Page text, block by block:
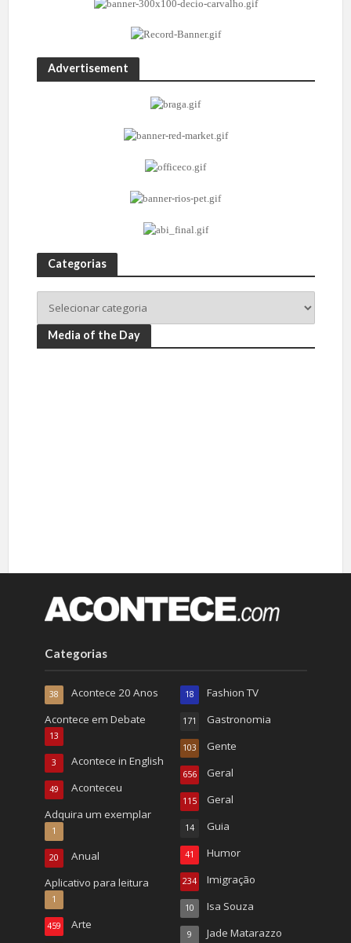
Advertisement
Categorias
Media of the Day
Categorias
Acontece 20 Anos
38
Acontece em Debate
13
Acontece in English
3
Aconteceu
49
Adquira um exemplar
1
Anual
20
Aplicativo para leitura
1
Arte
459
Fashion TV
18
Gastronomia
171
Gente
103
Geral
656
Geral
115
Guia
14
Humor
41
Imigração
234
Isa Souza
10
Jade Matarazzo
9